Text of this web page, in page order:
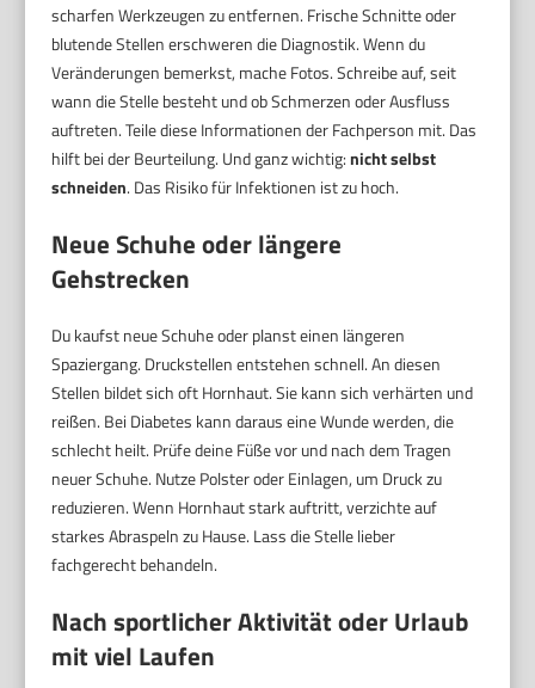
scharfen Werkzeugen zu entfernen. Frische Schnitte oder
blutende Stellen erschweren die Diagnostik. Wenn du
Veränderungen bemerkst, mache Fotos. Schreibe auf, seit
wann die Stelle besteht und ob Schmerzen oder Ausfluss
auftreten. Teile diese Informationen der Fachperson mit. Das
hilft bei der Beurteilung. Und ganz wichtig:nicht selbst
schneiden. Das Risiko für Infektionen ist zu hoch.
Neue Schuhe oder längere
Gehstrecken
Du kaufst neue Schuhe oder planst einen längeren
Spaziergang. Druckstellen entstehen schnell. An diesen
Stellen bildet sich oft Hornhaut. Sie kann sich verhärten und
reißen. Bei Diabetes kann daraus eine Wunde werden, die
schlecht heilt. Prüfe deine Füße vor und nach dem Tragen
neuer Schuhe. Nutze Polster oder Einlagen, um Druck zu
reduzieren. Wenn Hornhaut stark auftritt, verzichte auf
starkes Abraspeln zu Hause. Lass die Stelle lieber
fachgerecht behandeln.
Nach sportlicher Aktivität oder Urlaub
mit viel Laufen